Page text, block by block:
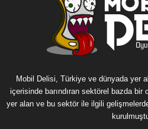
Mobil Delisi, Türkiye ve dünyada yer
içerisinde barındıran sektörel bazda
yer alan ve bu sektör ile ilgili